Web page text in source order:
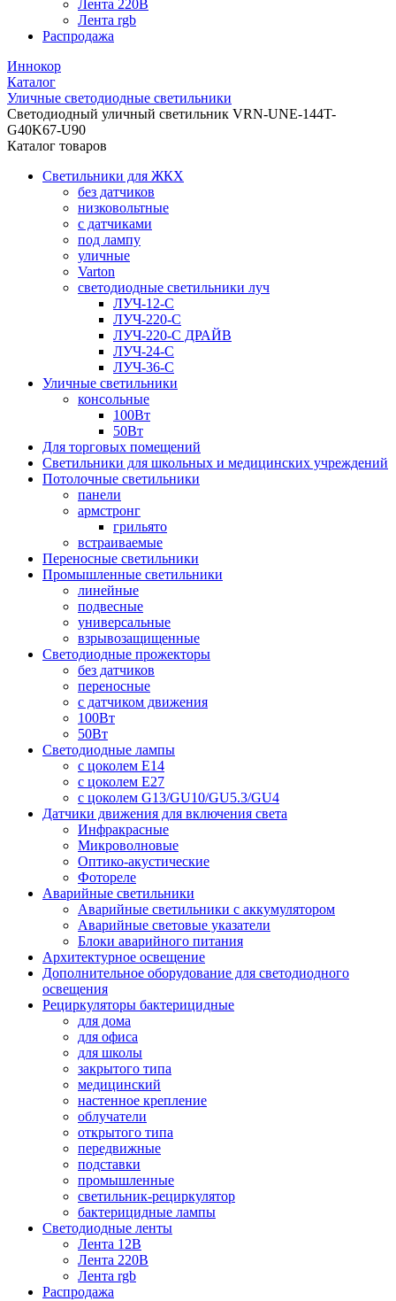
Лента 220В
Лента rgb
Распродажа
Иннокор
Каталог
Уличные светодиодные светильники
Светодиодный уличный светильник VRN-UNE-144T-
G40K67-U90
Каталог товаров
Светильники для ЖКХ
без датчиков
низковольтные
с датчиками
под лампу
уличные
Varton
светодиодные светильники луч
ЛУЧ-12-С
ЛУЧ-220-С
ЛУЧ-220-С ДРАЙВ
ЛУЧ-24-С
ЛУЧ-36-С
Уличные светильники
консольные
100Вт
50Вт
Для торговых помещений
Светильники для школьных и медицинских учреждений
Потолочные светильники
панели
армстронг
грильято
встраиваемые
Переносные светильники
Промышленные светильники
линейные
подвесные
универсальные
взрывозащищенные
Светодиодные прожекторы
без датчиков
переносные
с датчиком движения
100Вт
50Вт
Светодиодные лампы
с цоколем E14
с цоколем E27
с цоколем G13/GU10/GU5.3/GU4
Датчики движения для включения света
Инфракрасные
Микроволновые
Оптико-акустические
Фотореле
Аварийные светильники
Аварийные светильники с аккумулятором
Аварийные световые указатели
Блоки аварийного питания
Архитектурное освещение
Дополнительное оборудование для светодиодного
освещения
Рециркуляторы бактерицидные
для дома
для офиса
для школы
закрытого типа
медицинский
настенное крепление
облучатели
открытого типа
передвижные
подставки
промышленные
светильник-рециркулятор
бактерицидные лампы
Светодиодные ленты
Лента 12В
Лента 220В
Лента rgb
Распродажа